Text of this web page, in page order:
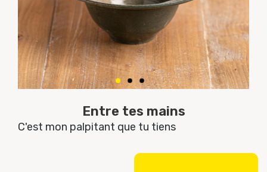
Entre tes mains
C'est mon palpitant que tu tiens